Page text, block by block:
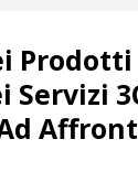
Prodotti
Servizi